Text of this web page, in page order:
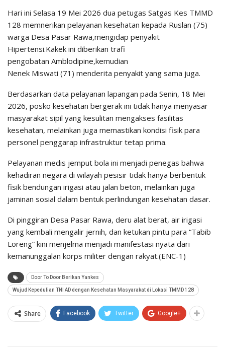
Hari ini Selasa 19 Mei 2026 dua petugas Satgas Kes TMMD
128 memnerikan pelayanan kesehatan kepada Ruslan (75)
warga Desa Pasar Rawa,mengidap penyakit
Hipertensi.Kakek ini diberikan trafi
pengobatan Amblodipine,kemudian
Nenek Miswati (71) menderita penyakit yang sama juga.
Berdasarkan data pelayanan lapangan pada Senin, 18 Mei
2026, posko kesehatan bergerak ini tidak hanya menyasar
masyarakat sipil yang kesulitan mengakses fasilitas
kesehatan, melainkan juga memastikan kondisi fisik para
personel penggarap infrastruktur tetap prima.
​Pelayanan medis jemput bola ini menjadi penegas bahwa
kehadiran negara di wilayah pesisir tidak hanya berbentuk
fisik bendungan irigasi atau jalan beton, melainkan juga
jaminan sosial dalam bentuk perlindungan kesehatan dasar.
Di pinggiran Desa Pasar Rawa, deru alat berat, air irigasi
yang kembali mengalir jernih, dan ketukan pintu para “Tabib
Loreng” kini menjelma menjadi manifestasi nyata dari
kemanunggalan korps militer dengan rakyat.(ENC-1)
Door To Door Berikan Yankes
Wujud Kepedulian TNI AD dengan Kesehatan Masyarakat di Lokasi TMMD 128
Share Facebook Twitter Google+